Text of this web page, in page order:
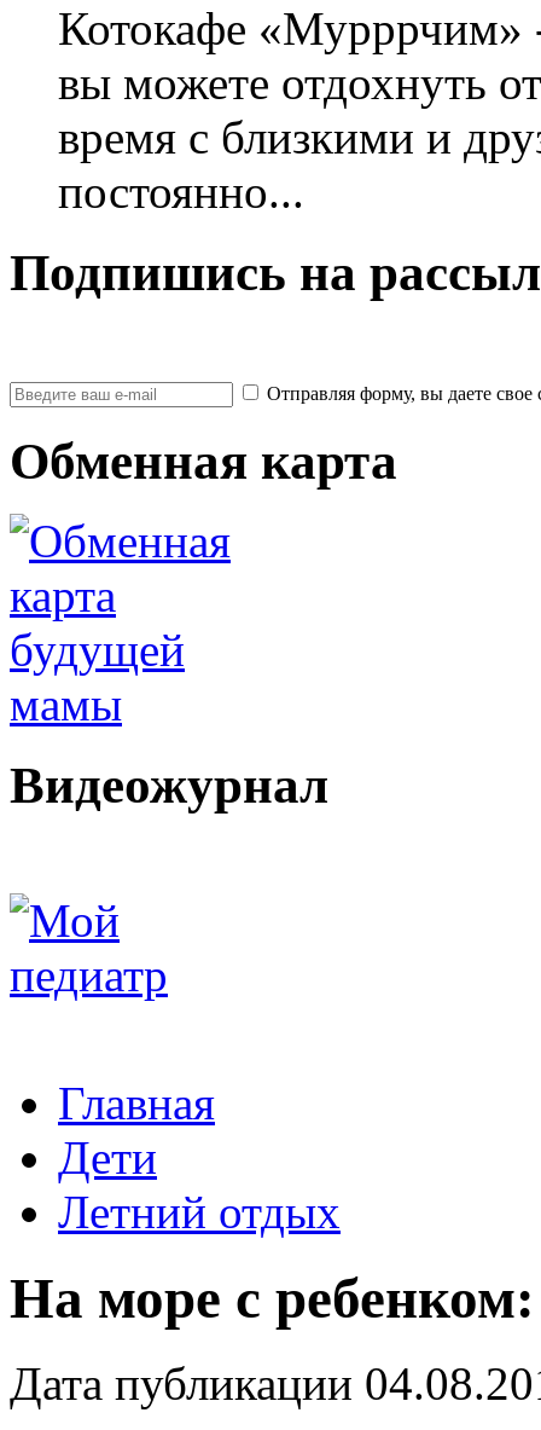
Котокафе «Мурррчим»
вы можете отдохнуть
время с близкими и
постоянно...
Подпишись на
Отправляя форму, вы даете
Обменная карта
Видеожурнал
Главная
Дети
Летний отдых
На море с ребенком:
Дата публикации